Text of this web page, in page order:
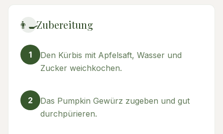
👨‍🍳Zubereitung
1
Den Kürbis mit Apfelsaft, Wasser und
Zucker weichkochen.
2
Das Pumpkin Gewürz zugeben und gut
durchpürieren.